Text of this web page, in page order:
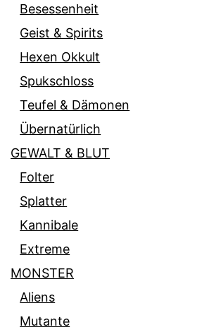
Besessenheit
Geist & Spirits
Hexen Okkult
Spukschloss
Teufel & Dämonen
Übernatürlich
GEWALT & BLUT
Folter
Splatter
Kannibale
Extreme
MONSTER
Aliens
Mutante